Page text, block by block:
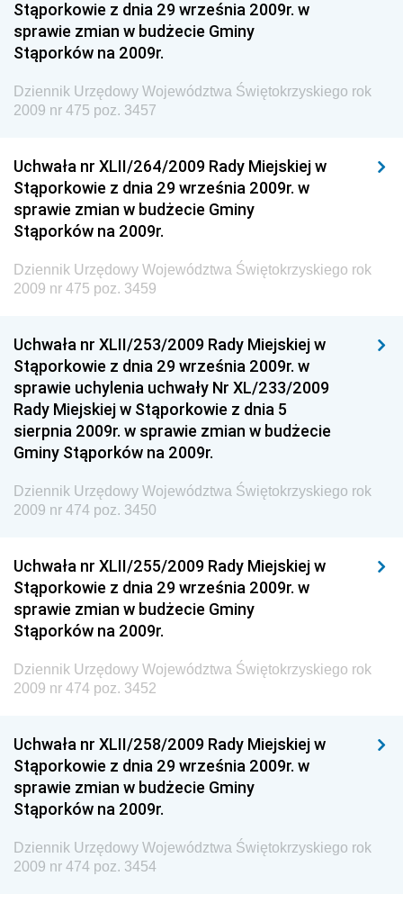
Dziennik Urzędowy Ministra Rozwoju i Finansów
Dziennik Urzędowy Wyższego Urzędu Górniczego
Dziennik Urzędowy Prezesa Urzędu Transportu
Kolejowego
Technologii
Dziennik Urzędowy Ministra Inwestycji i Rozwoju
Dziennik Urzędowy Naczelnego Dyrektora Archiwów
Państwowych
Dziennik Urzędowy Ministra Finansów, Inwestycji i
Rozwoju
Dziennik Urzędowy Ministra Sportu
Dziennik Urzędowy Ministra Funduszy i Polityki
Regionalnej
Dziennik Urzędowy Ministra Aktywów Państwowych
Dziennik Urzędowy Ministra Zdrowia
Dziennik Urzędowy Ministra Środowiska i Głównego
Inspektora Ochrony Środowiska
Dziennik Urzędowy Ministerstwa Kultury, Dziedzictwa
Narodowego i Sportu
Dziennik Urzędowy Ministra Finansów, Funduszy i
Dziennik Urzędowy Ministra Rozwoju, Pracy i
Dziennik Urzędowy Ministra Kultury, Dziedzictwa
Narodowego i Sportu
Dziennik Urzędowy Ministra Rodziny i Polityki
Społecznej
Dziennik Urzędowy Komendy Głównej Straży
Granicznej
Stąporkowie z dnia 29 września 2009r. w
sprawie zmian w budżecie Gminy
Stąporków na 2009r.
Dziennik Urzędowy Województwa Świętokrzyskiego rok
2009 nr 475 poz. 3457
Uchwała nr XLII/264/2009 Rady Miejskiej w
Stąporkowie z dnia 29 września 2009r. w
sprawie zmian w budżecie Gminy
Stąporków na 2009r.
Dziennik Urzędowy Województwa Świętokrzyskiego rok
2009 nr 475 poz. 3459
Uchwała nr XLII/253/2009 Rady Miejskiej w
Stąporkowie z dnia 29 września 2009r. w
sprawie uchylenia uchwały Nr XL/233/2009
Rady Miejskiej w Stąporkowie z dnia 5
sierpnia 2009r. w sprawie zmian w budżecie
Gminy Stąporków na 2009r.
Dziennik Urzędowy Województwa Świętokrzyskiego rok
2009 nr 474 poz. 3450
Uchwała nr XLII/255/2009 Rady Miejskiej w
Stąporkowie z dnia 29 września 2009r. w
sprawie zmian w budżecie Gminy
Stąporków na 2009r.
Dziennik Urzędowy Województwa Świętokrzyskiego rok
2009 nr 474 poz. 3452
Uchwała nr XLII/258/2009 Rady Miejskiej w
Stąporkowie z dnia 29 września 2009r. w
sprawie zmian w budżecie Gminy
Stąporków na 2009r.
Dziennik Urzędowy Województwa Świętokrzyskiego rok
2009 nr 474 poz. 3454